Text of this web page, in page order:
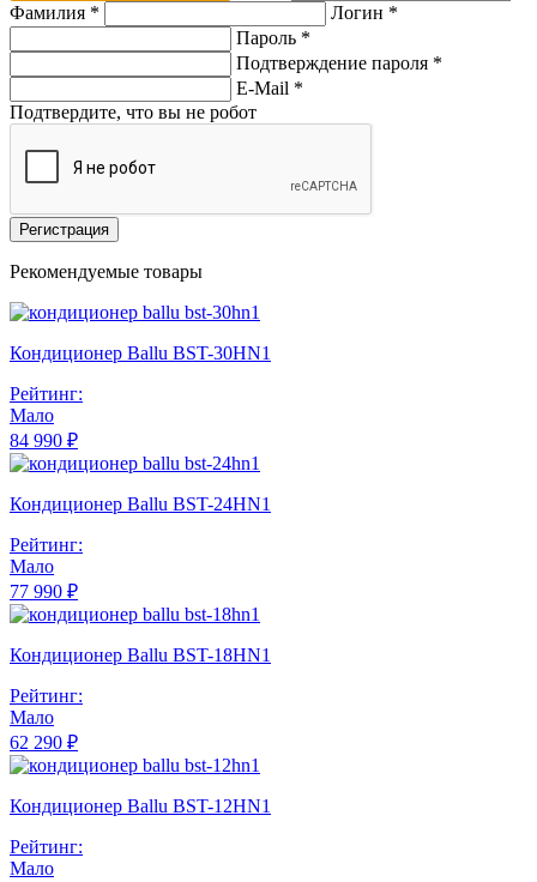
Фамилия *
Логин *
Пароль *
Подтверждение пароля *
E-Mail *
Подтвердите, что вы не робот
Регистрация
Рекомендуемые товары
Кондиционер Ballu BST-30HN1
Рейтинг:
Мало
84 990 ₽
Кондиционер Ballu BST-24HN1
Рейтинг:
Мало
77 990 ₽
Кондиционер Ballu BST-18HN1
Рейтинг:
Мало
62 290 ₽
Кондиционер Ballu BST-12HN1
Рейтинг:
Мало